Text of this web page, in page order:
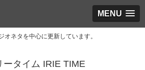
MENU
オネタを中心に更新しています。
ータイム IRIE TIME